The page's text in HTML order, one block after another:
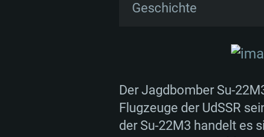
Geschichte
Projekts war die
im Ausland bekannte
Im Gegensatz zu den
eine vollständig mit der
Der Jagdbomber Su-
Flugzeuge der UdSSR
der Su-22M3 handelt es